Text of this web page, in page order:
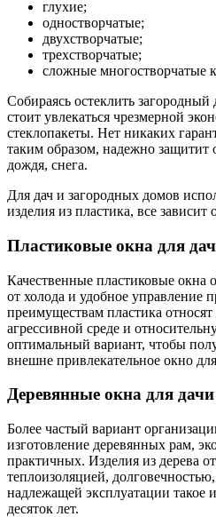
глухие;
одностворчатые;
двухстворчатые;
трехстворчатые;
сложные многостворчатые
Собираясь остеклить
стоит увлекаться чрезмерной
стеклопакеты. Нет никаких
таким образом, надежно защитит
дождя, снега.
Для дач и загородных домов
изделия из пластика, все зависит
Пластиковые окна для
Качественные пластиковые окна
от холода и удобное управление
преимуществам пластика
агрессивной среде и
оптимальный вариант, чтобы
внешне привлекательное окно
Деревянные окна для дачи
Более частый вариант
изготовление деревянных рам,
практичных. Изделия из дерева
теплоизоляцией,
надлежащей эксплуатации такое
десяток лет.